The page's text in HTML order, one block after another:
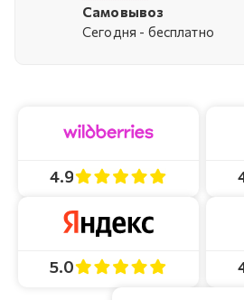
Самовывоз
Cегодня - бесплатно
4.9
5.0